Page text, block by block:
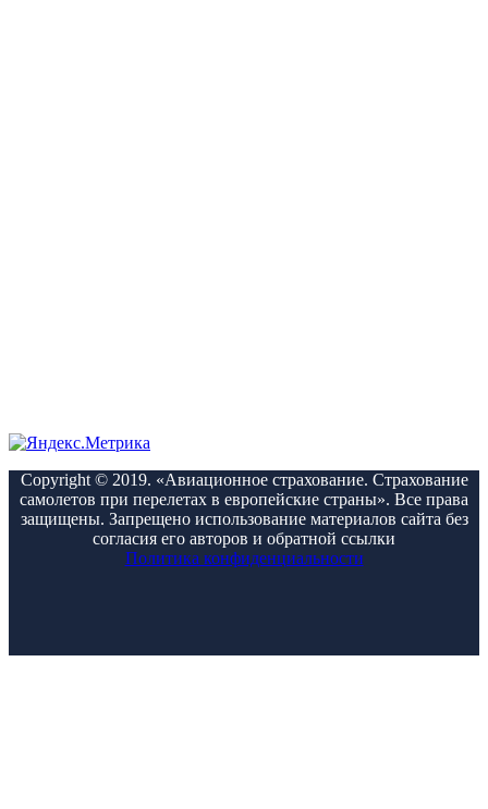
Copyright © 2019. «Авиационное страхование. Страхование
самолетов при перелетах в европейские страны». Все права
защищены. Запрещено использование материалов сайта без
согласия его авторов и обратной ссылки
Политика конфиденциальности